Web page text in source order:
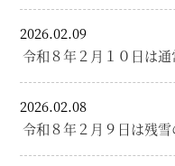
2026.02.09
令和８年２月１０日は通
2026.02.08
令和８年２月９日は残雪